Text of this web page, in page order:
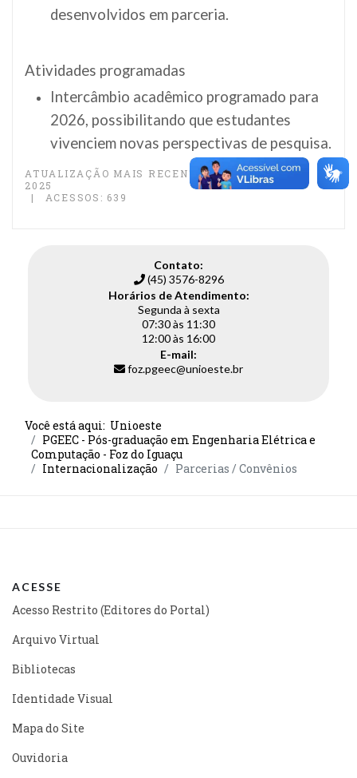
desenvolvidos em parceria.
Atividades programadas
Intercâmbio acadêmico programado para
2026, possibilitando que estudantes
vivenciem novas perspectivas de pesquisa.
ATUALIZAÇÃO MAIS RECENTE: 04 DE ABRIL DE
2025
ACESSOS: 639
Contato:
(45) 3576-8296
Horários de Atendimento:
Segunda à sexta
07:30 às 11:30
12:00 às 16:00
E-mail:
foz.pgeec@unioeste.br
Você está aqui: Unioeste
PGEEC - Pós-graduação em Engenharia Elétrica e
Computação - Foz do Iguaçu
Internacionalização
Parcerias / Convênios
ACESSE
Acesso Restrito (Editores do Portal)
Arquivo Virtual
Bibliotecas
Identidade Visual
Mapa do Site
Ouvidoria